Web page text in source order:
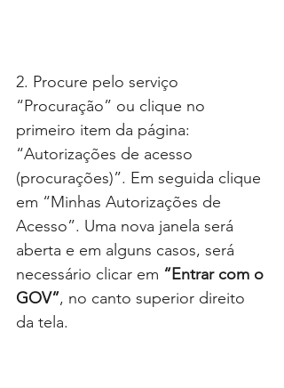
2. Procure pelo serviço
“Procuração” ou clique no
primeiro item da página:
“Autorizações de acesso
(procurações)”. Em seguida clique
em “Minhas Autorizações de
Acesso”. Uma nova janela será
aberta e em alguns casos, será
necessário clicar em “Entrar com o
GOV”, no canto superior direito
da tela.